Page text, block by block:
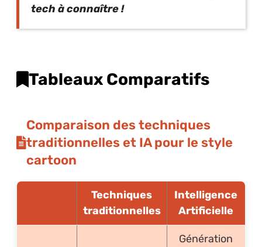
tech à connaître !
Tableaux Comparatifs
Comparaison des techniques
traditionnelles et IA pour le style
cartoon
Techniques
traditionnelles
Intelligence
Artificielle
Génération